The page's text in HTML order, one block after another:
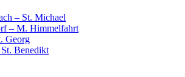
– St. Michael
– M. Himmelfahrt
Georg
Benedikt